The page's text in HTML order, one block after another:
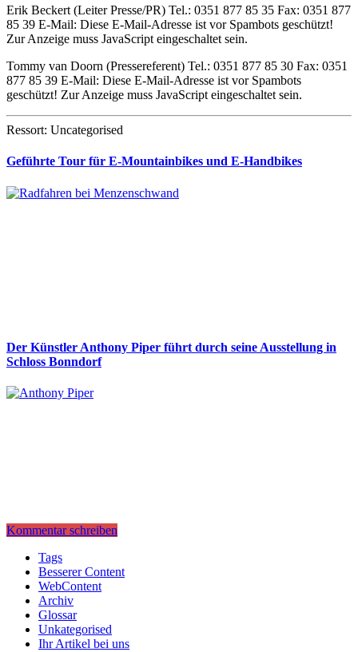
Erik Beckert (Leiter Presse/PR) Tel.: 0351 877 85 35 Fax: 0351 877
85 39 E-Mail: Diese E-Mail-Adresse ist vor Spambots geschützt!
Zur Anzeige muss JavaScript eingeschaltet sein.
Tommy van Doorn (Pressereferent) Tel.: 0351 877 85 30 Fax: 0351
877 85 39 E-Mail: Diese E-Mail-Adresse ist vor Spambots
geschützt! Zur Anzeige muss JavaScript eingeschaltet sein.
Ressort: Uncategorised
Geführte Tour für E-Mountainbikes und E-Handbikes
Der Künstler Anthony Piper führt durch seine Ausstellung in
Schloss Bonndorf
Kommentar schreiben
Tags
Besserer Content
WebContent
Archiv
Glossar
Unkategorised
Ihr Artikel bei uns